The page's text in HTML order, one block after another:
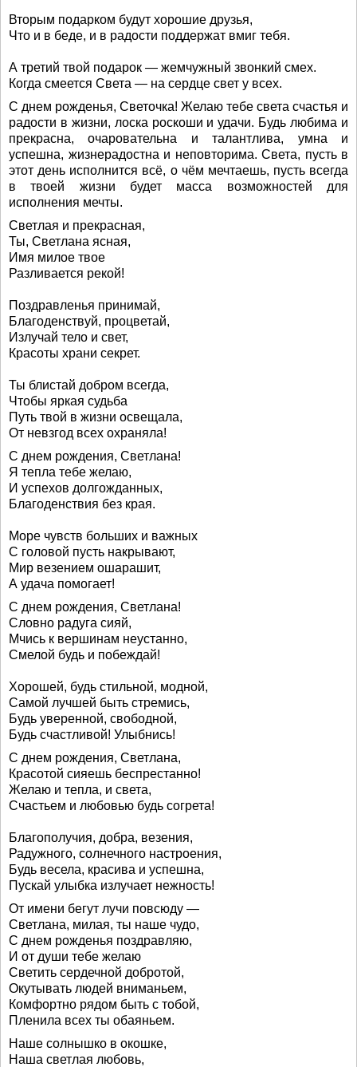
Вторым подарком будут хорошие друзья,
Что и в беде, и в радости поддержат вмиг тебя.
А третий твой подарок — жемчужный звонкий смех.
Когда смеется Света — на сердце свет у всех.
С днем рожденья, Светочка! Желаю тебе света счастья и
радости в жизни, лоска роскоши и удачи. Будь любима и
прекрасна, очаровательна и талантлива, умна и
успешна, жизнерадостна и неповторима. Света, пусть в
этот день исполнится всё, о чём мечтаешь, пусть всегда
в твоей жизни будет масса возможностей для
исполнения мечты.
Светлая и прекрасная,
Ты, Светлана ясная,
Имя милое твое
Разливается рекой!
Поздравленья принимай,
Благоденствуй, процветай,
Излучай тело и свет,
Красоты храни секрет.
Ты блистай добром всегда,
Чтобы яркая судьба
Путь твой в жизни освещала,
От невзгод всех охраняла!
С днем рождения, Светлана!
Я тепла тебе желаю,
И успехов долгожданных,
Благоденствия без края.
Море чувств больших и важных
С головой пусть накрывают,
Мир везением ошарашит,
А удача помогает!
С днем рождения, Светлана!
Словно радуга сияй,
Мчись к вершинам неустанно,
Смелой будь и побеждай!
Хорошей, будь стильной, модной,
Самой лучшей быть стремись,
Будь уверенной, свободной,
Будь счастливой! Улыбнись!
С днем рождения, Светлана,
Красотой сияешь беспрестанно!
Желаю и тепла, и света,
Счастьем и любовью будь согрета!
Благополучия, добра, везения,
Радужного, солнечного настроения,
Будь весела, красива и успешна,
Пускай улыбка излучает нежность!
От имени бегут лучи повсюду —
Светлана, милая, ты наше чудо,
С днем рожденья поздравляю,
И от души тебе желаю
Светить сердечной добротой,
Окутывать людей вниманьем,
Комфортно рядом быть с тобой,
Пленила всех ты обаяньем.
Наше солнышко в окошке,
Наша светлая любовь,